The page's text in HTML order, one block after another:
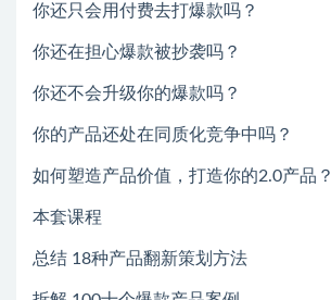
你还只会用付费去打爆款吗？
你还在担心爆款被抄袭吗？
你还不会升级你的爆款吗？
你的产品还处在同质化竞争中吗？
如何塑造产品价值，打造你的2.0产品？
本套课程
总结 18种产品翻新策划方法